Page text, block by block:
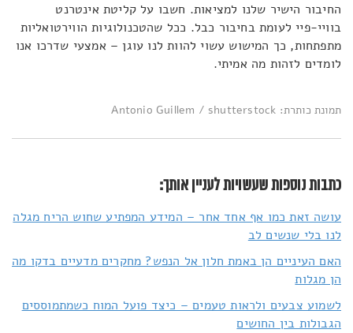
החיבור הישיר שלנו למציאות. חשבו על קליטת אינטרנט
בוויי-פיי לעומת בחיבור כבל. ככל שהטכנולוגיות הווירטואליות
מתפתחות, כך המישוש עשוי להוות לנו עוגן – אמצעי שדרכו אנו
לומדים לזהות מה אמיתי.
תמונת כותרת: Antonio Guillem / shutterstock
כתבות נוספות שעשויות לעניין אותך:
עושה זאת כמו אף אחד אחר – המידע המפתיע שחוש הריח מגלה
לנו בלי שנשים לב
האם העיניים הן באמת חלון אל הנפש? מחקרים מדעיים בדקו מה
הן מגלות
לשמוע צבעים ולראות טעמים – כיצד פועל המוח כשמתמוססים
הגבולות בין החושים